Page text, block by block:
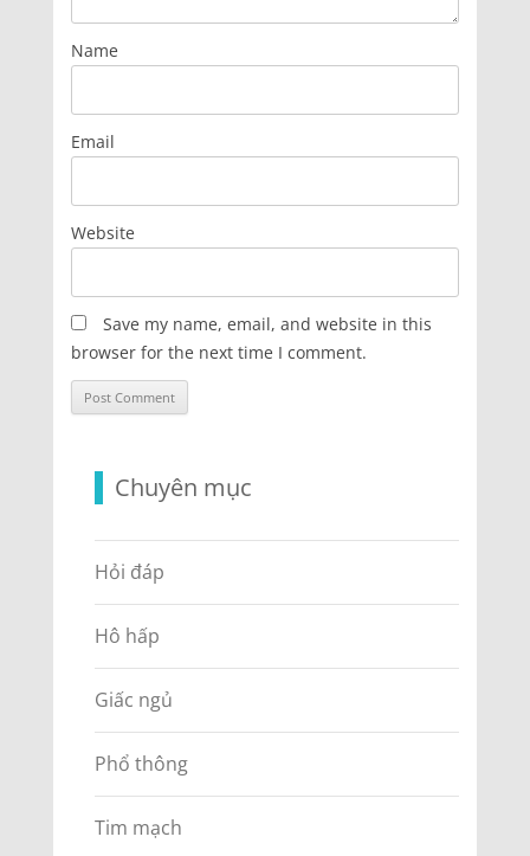
Name
Email
Website
Save my name, email, and website in this
browser for the next time I comment.
Chuyên mục
Hỏi đáp
Hô hấp
Giấc ngủ
Phổ thông
Tim mạch